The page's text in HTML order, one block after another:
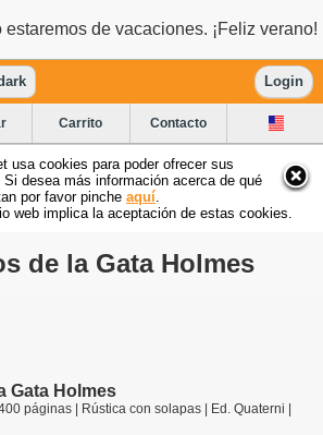
de vacaciones. ¡Feliz verano!
Login
Carrito Contacto
usa cookies para poder ofrecer sus
desea más información acerca de qué
por favor pinche aquí
web implica la aceptación de estas cookies.
de la Gata Holmes
Gata Holmes
páginas | Rústica con solapas | Ed. Quaterni |